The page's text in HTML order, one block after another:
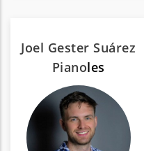
Joel Gester Suárez
Pianoles